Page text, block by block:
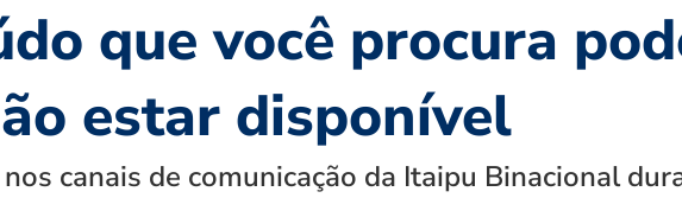
que você procura
estar disponível
canais de comunicação da Itaipu Binacional